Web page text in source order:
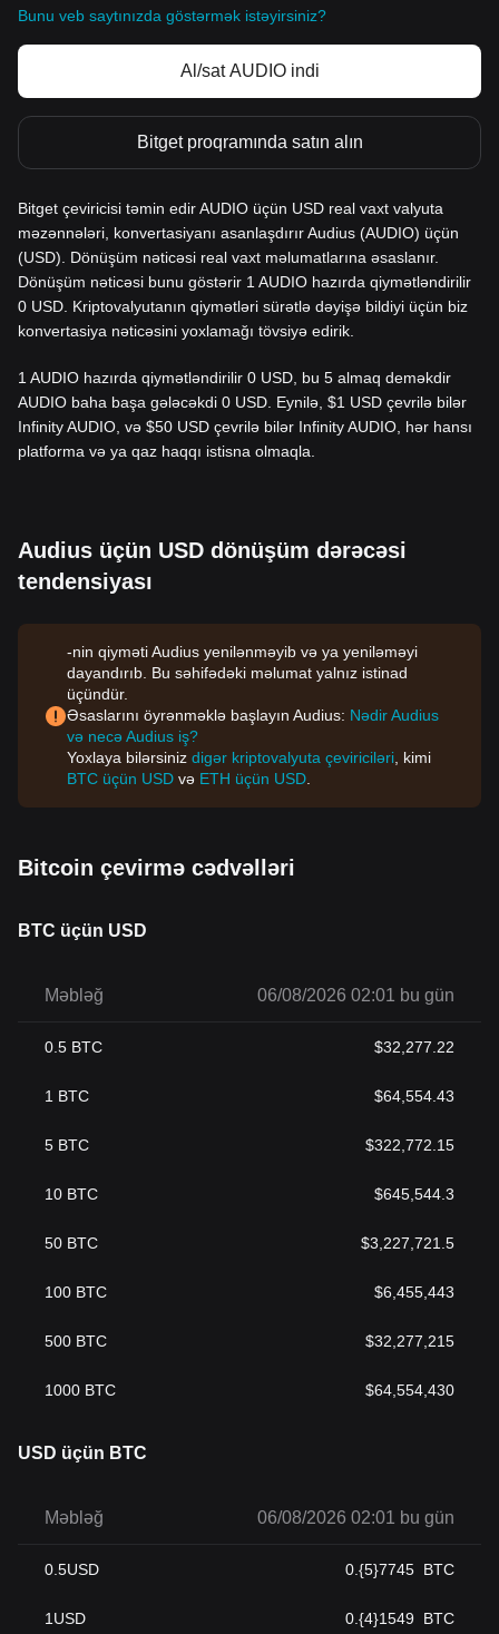
Bunu veb saytınızda göstərmək istəyirsiniz?
Al/sat AUDIO indi
Bitget proqramında satın alın
Bitget çeviricisi təmin edir AUDIO üçün USD real vaxt valyuta
məzənnələri, konvertasiyanı asanlaşdırır Audius (AUDIO) üçün
(USD). Dönüşüm nəticəsi real vaxt məlumatlarına əsaslanır.
Dönüşüm nəticəsi bunu göstərir 1 AUDIO hazırda qiymətləndirilir
0 USD. Kriptovalyutanın qiymətləri sürətlə dəyişə bildiyi üçün biz
konvertasiya nəticəsini yoxlamağı tövsiyə edirik.
1 AUDIO hazırda qiymətləndirilir 0 USD, bu 5 almaq deməkdir
AUDIO baha başa gələcəkdi 0 USD. Eynilə, $1 USD çevrilə bilər
Infinity AUDIO, və $50 USD çevrilə bilər Infinity AUDIO, hər hansı
platforma və ya qaz haqqı istisna olmaqla.
Audius üçün USD dönüşüm dərəcəsi
tendensiyası
-nin qiyməti Audius yenilənməyib və ya yeniləməyi
dayandırıb. Bu səhifədəki məlumat yalnız istinad
üçündür.
Əsaslarını öyrənməklə başlayın Audius: Nədir Audius
və necə Audius iş?
Yoxlaya bilərsiniz digər kriptovalyuta çeviriciləri , kimi
BTC üçün USD və ETH üçün USD
Bitcoin çevirmə cədvəlləri
BTC üçün USD
Məbləğ 06/08/2026 02:01 bu gün
0.5 BTC $32,277.22
1 BTC $64,554.43
5 BTC $322,772.15
10 BTC $645,544.3
50 BTC $3,227,721.5
100 BTC $6,455,443
500 BTC $32,277,215
1000 BTC $64,554,430
USD üçün BTC
Məbləğ 06/08/2026 02:01 bu gün
0.5USD 0.{5}7745 BTC
1 USD 0.{4}1549 BTC